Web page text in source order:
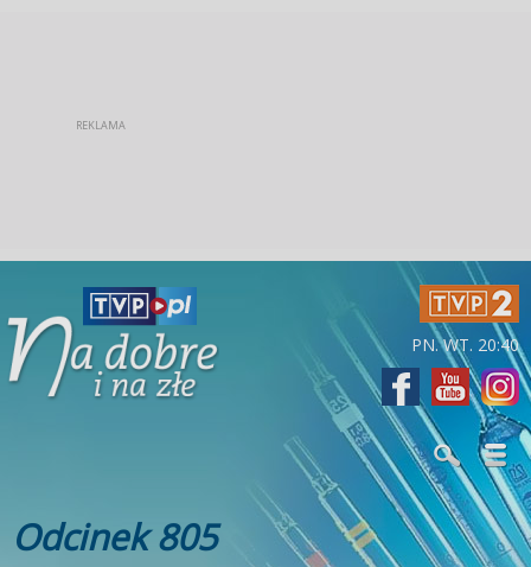
PN. WT. 20:40
Odcinek 805